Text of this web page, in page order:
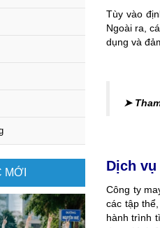
MỚI
Tùy vào
Ngoài ra,
dụng và
➤
Dịch
Công ty
các tập
hành trình